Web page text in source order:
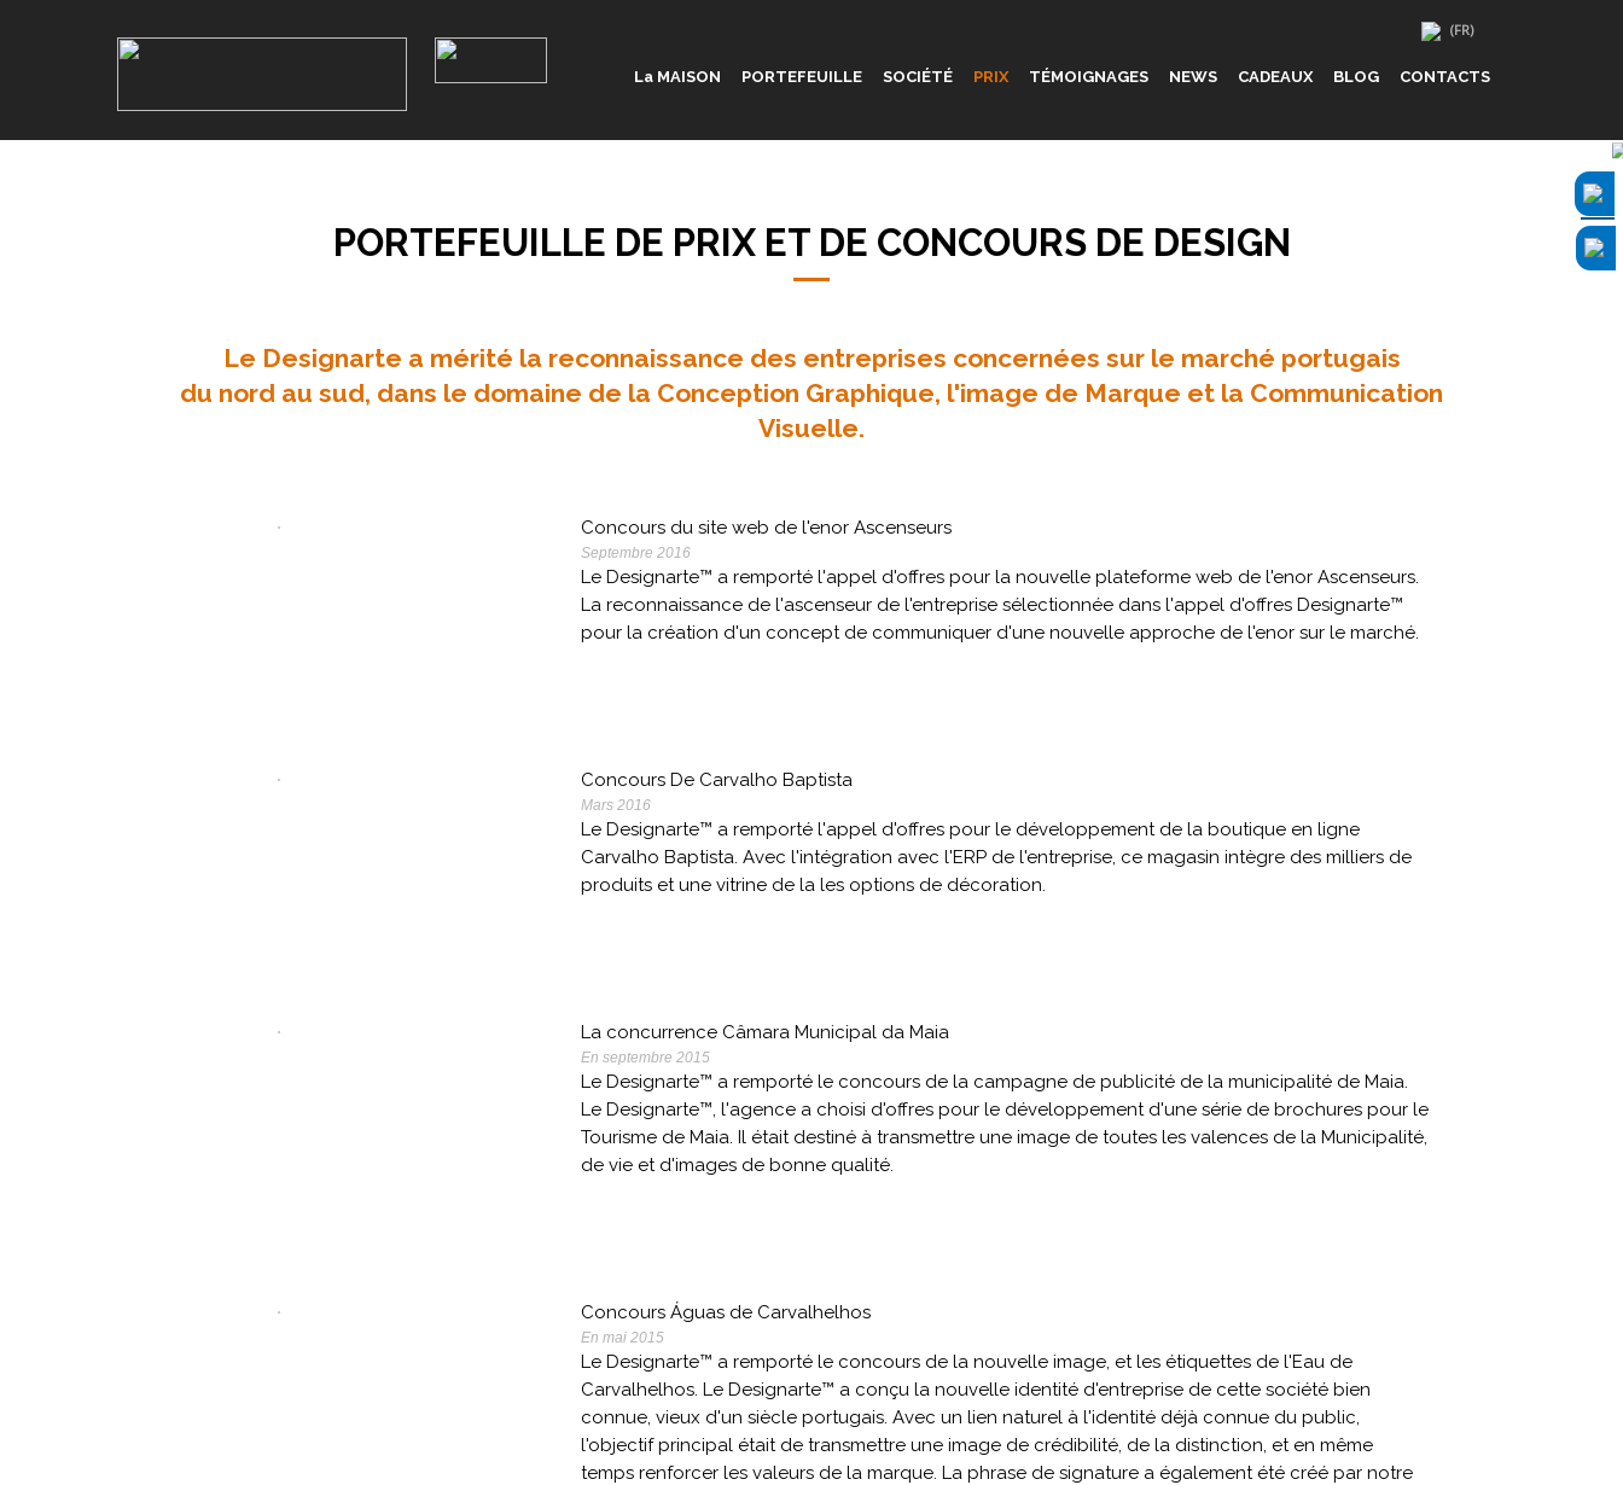
La MAISON PORTEFEUILLE SOCIÉTÉ PRIX TÉMOIGNAGES NEWS CADEAUX BLOG CONTACTS
PORTEFEUILLE DE PRIX ET DE CONCOURS DE DESIGN
Le Designarte a mérité la reconnaissance des entreprises concernées sur le marché portugais
du nord au sud, dans le domaine de la Conception Graphique, l'image de Marque et la Communication
Visuelle.
Concours du site web de l'enor Ascenseurs
Septembre 2016
Le Designarte™ a remporté l'appel d'offres pour la nouvelle plateforme web de l'enor Ascenseurs.
La reconnaissance de l'ascenseur de l'entreprise sélectionnée dans l'appel d'offres Designarte™
pour la création d'un concept de communiquer d'une nouvelle approche de l'enor sur le marché.
Concours De Carvalho Baptista
Mars 2016
Le Designarte™ a remporté l'appel d'offres pour le développement de la boutique en ligne
Carvalho Baptista. Avec l'intégration avec l'ERP de l'entreprise, ce magasin intègre des milliers de
produits et une vitrine de la les options de décoration.
La concurrence Câmara Municipal da Maia
En septembre 2015
Le Designarte™ a remporté le concours de la campagne de publicité de la municipalité de Maia.
Le Designarte™, l'agence a choisi d'offres pour le développement d'une série de brochures pour le
Tourisme de Maia. Il était destiné à transmettre une image de toutes les valences de la Municipalité,
de vie et d'images de bonne qualité.
Concours Águas de Carvalhelhos
En mai 2015
Le Designarte™ a remporté le concours de la nouvelle image, et les étiquettes de l'Eau de
Carvalhelhos. Le Designarte™ a conçu la nouvelle identité d'entreprise de cette société bien
connue, vieux d'un siècle portugais. Avec un lien naturel à l'identité déjà connue du public,
l'objectif principal était de transmettre une image de crédibilité, de la distinction, et en même
temps renforcer les valeurs de la marque. La phrase de signature a également été créé par notre